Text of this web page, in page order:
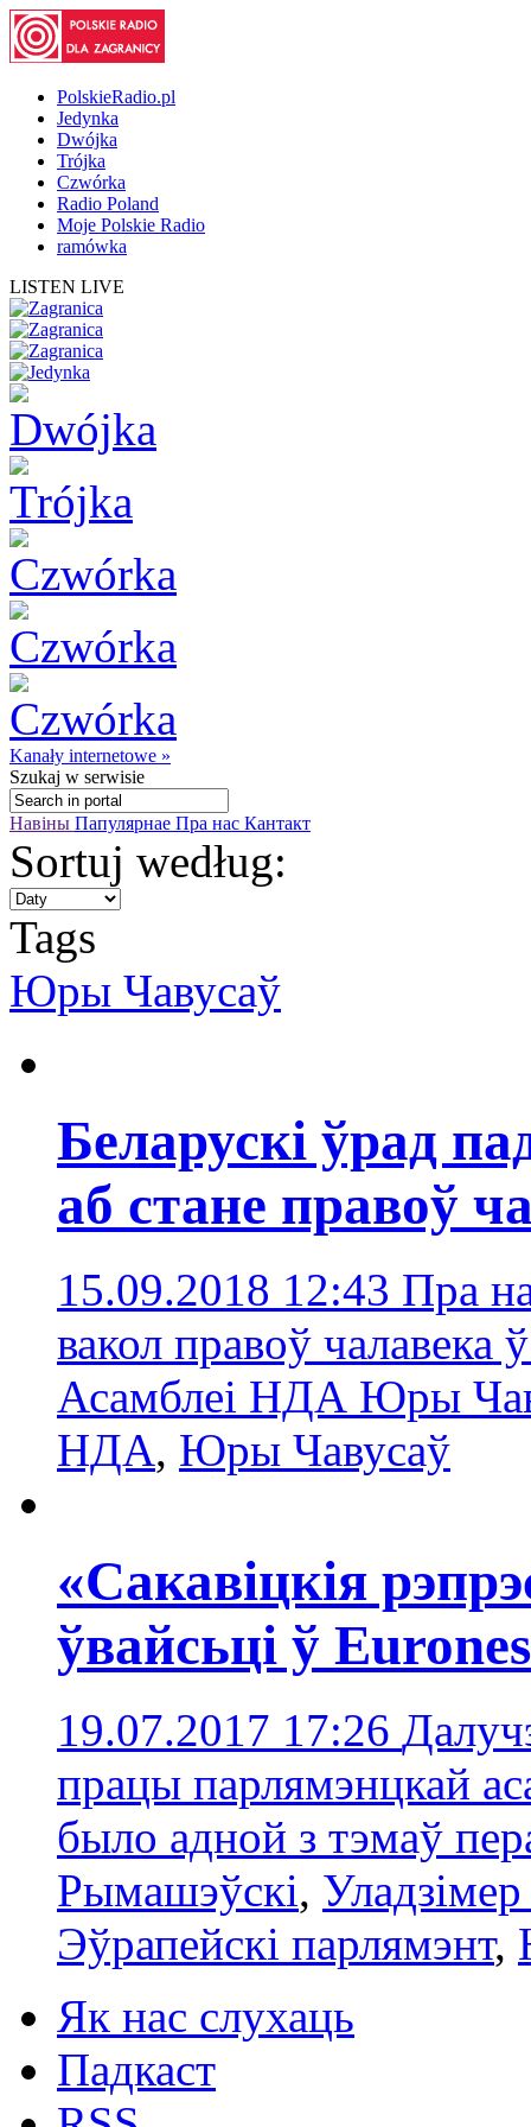
PolskieRadio.pl
Jedynka
Dwójka
Trójka
Czwórka
Radio Poland
Moje Polskie Radio
ramówka
LISTEN LIVE
Kanały internetowe »
Szukaj w serwisie
Навіны Папулярнае Пра нас Кантакт
Sortuj według:
Tags
Юры Чавусаў
Беларускі ўрад
аб стане правоў
15.09.2018 12:43 Пра
вакол правоў чалавека
Асамблеі НДА Юры
НДА, Юры Чавусаў
«Сакавіцкія
ўвайсьці ў
19.07.2017 17:26
працы парлямэнцкай
было адной з тэмаў
Рымашэўскі,
Эўрапейскі парлямэнт,
Як нас слухаць
Падкаст